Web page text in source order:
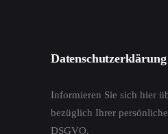
Datenschutzerklärung
Informieren Sie sich hier
bezüglich Ihrer
DSGVO.